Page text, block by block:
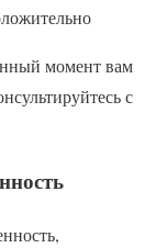
момент вам
с